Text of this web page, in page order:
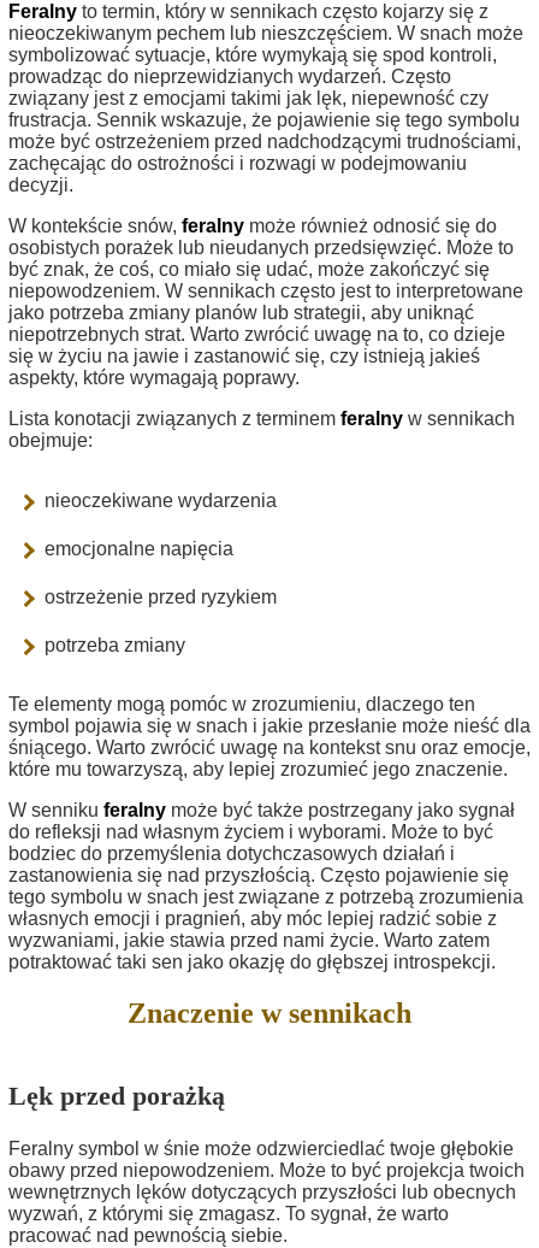
Feralny to termin, który w sennikach często kojarzy się z
nieoczekiwanym pechem lub nieszczęściem. W snach może
symbolizować sytuacje, które wymykają się spod kontroli,
prowadząc do nieprzewidzianych wydarzeń. Często
związany jest z emocjami takimi jak lęk, niepewność czy
frustracja. Sennik wskazuje, że pojawienie się tego symbolu
może być ostrzeżeniem przed nadchodzącymi trudnościami,
zachęcając do ostrożności i rozwagi w podejmowaniu
decyzji.
W kontekście snów, feralny może również odnosić się do
osobistych porażek lub nieudanych przedsięwzięć. Może to
być znak, że coś, co miało się udać, może zakończyć się
niepowodzeniem. W sennikach często jest to interpretowane
jako potrzeba zmiany planów lub strategii, aby uniknąć
niepotrzebnych strat. Warto zwrócić uwagę na to, co dzieje
się w życiu na jawie i zastanowić się, czy istnieją jakieś
aspekty, które wymagają poprawy.
Lista konotacji związanych z terminem feralny w sennikach
obejmuje:
nieoczekiwane wydarzenia
emocjonalne napięcia
ostrzeżenie przed ryzykiem
potrzeba zmiany
Te elementy mogą pomóc w zrozumieniu, dlaczego ten
symbol pojawia się w snach i jakie przesłanie może nieść dla
śniącego. Warto zwrócić uwagę na kontekst snu oraz emocje,
które mu towarzyszą, aby lepiej zrozumieć jego znaczenie.
W senniku feralny może być także postrzegany jako sygnał
do refleksji nad własnym życiem i wyborami. Może to być
bodziec do przemyślenia dotychczasowych działań i
zastanowienia się nad przyszłością. Często pojawienie się
tego symbolu w snach jest związane z potrzebą zrozumienia
własnych emocji i pragnień, aby móc lepiej radzić sobie z
wyzwaniami, jakie stawia przed nami życie. Warto zatem
potraktować taki sen jako okazję do głębszej introspekcji.
Znaczenie w sennikach
Lęk przed porażką
Feralny symbol w śnie może odzwierciedlać twoje głębokie
obawy przed niepowodzeniem. Może to być projekcja twoich
wewnętrznych lęków dotyczących przyszłości lub obecnych
wyzwań, z którymi się zmagasz. To sygnał, że warto
pracować nad pewnością siebie.